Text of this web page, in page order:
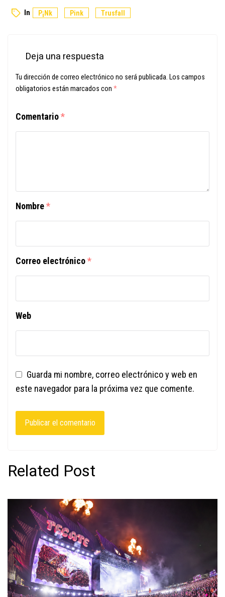
In P¡nk Pink Trusfall
Deja una respuesta
Tu dirección de correo electrónico no será publicada. Los campos
obligatorios están marcados con *
Comentario*
Nombre*
Correo electrónico*
Web
Guarda mi nombre, correo electrónico y web en
este navegador para la próxima vez que comente.
Related Post